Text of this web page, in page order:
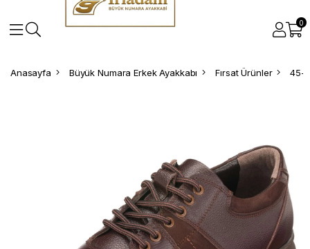
0
Anasayfa Büyük Numara Erkek Ayakkabı Fırsat Ürünler